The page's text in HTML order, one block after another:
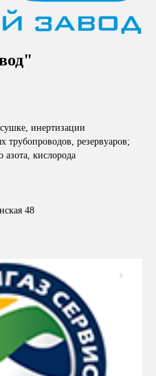
инертизации
трубопроводов, резервуаров;
азота, кислорода
48